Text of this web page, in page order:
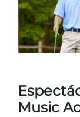
Music